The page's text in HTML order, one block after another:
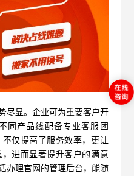
尽显。企业可为重要客户开
同产品线配备专业客服团
仅提高了服务效率，更让
进而显著提升客户的满意
办理官网的管理后台，能随